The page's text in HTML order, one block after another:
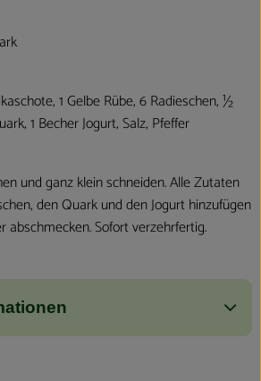
1 Gelbe Rübe, 6 Radieschen, ½
1 Becher Jogurt, Salz, Pfeffer
und ganz klein schneiden. Alle Zutaten
den Quark und den Jogurt hinzufügen
abschmecken. Sofort verzehrfertig.